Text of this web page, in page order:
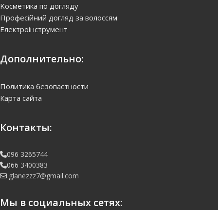
Kосметика по догляду
Професійний догляд за волоссям
Електроінструмент
Дополнительно:
Политика безопастности
Карта сайта
Контакты:
096 3265744
066 3400383
glanezzz7@gmail.com
Мы в социальных сетях: